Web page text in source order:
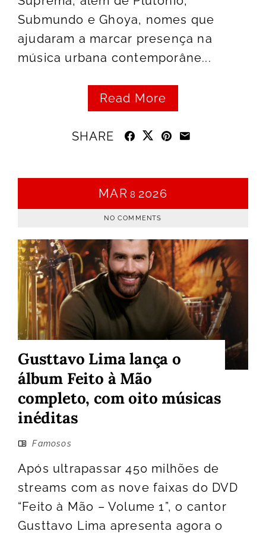
Submundo e Ghoya, nomes que
ajudaram a marcar presença na
música urbana contemporâne...
Read More
SHARE
MAR 8 2026
NO COMMENTS
Gusttavo Lima lança o
álbum Feito à Mão
completo, com oito músicas
inéditas
Famosos
Após ultrapassar 450 milhões de
streams com as nove faixas do DVD
“Feito à Mão – Volume 1”, o cantor
Gusttavo Lima apresenta agora o